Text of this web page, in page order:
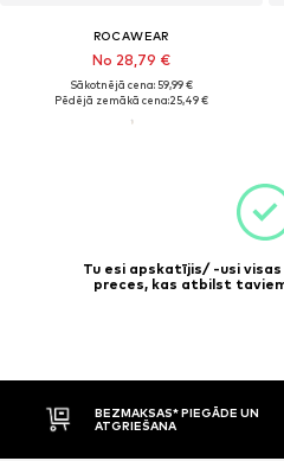
ROCAWEAR
No 28,79 €
Sākotnējā cena: 59,99 €
Pēdējā zemākā cena:25,49 €
Tu esi apskatījis/ -usi
preces, kas atbilst
BEZMAKSAS* PIEGĀDE UN
ATGRIEŠANA